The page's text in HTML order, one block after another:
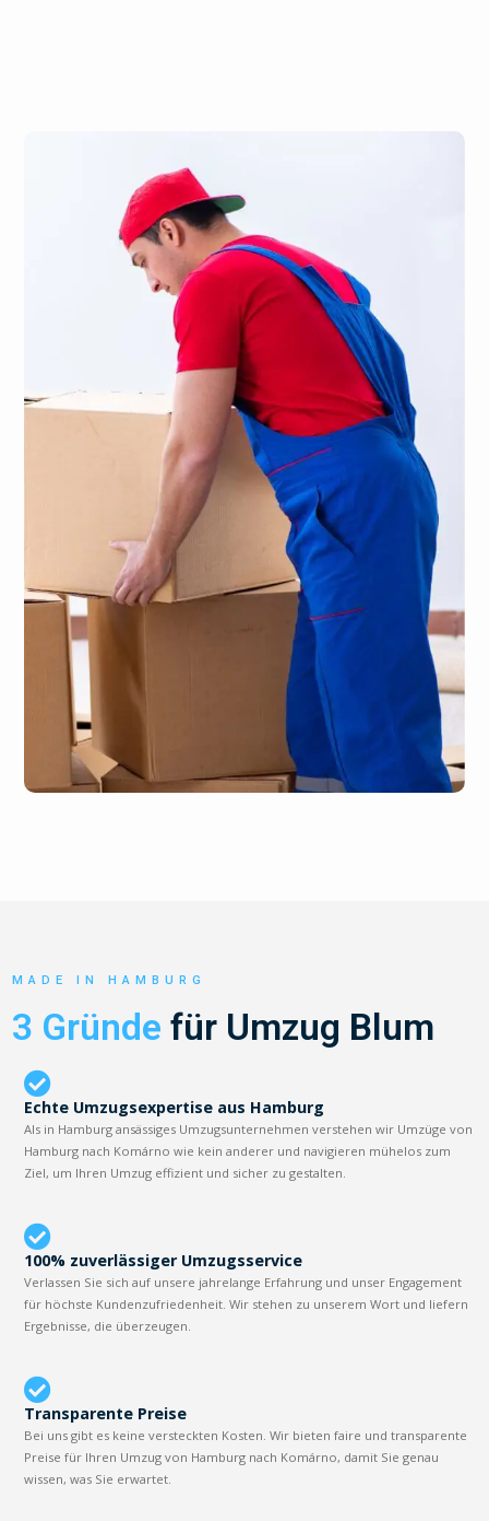
MADE IN HAMBURG
3 Gründe für Umzug Blum
Echte Umzugsexpertise aus Hamburg
Als in Hamburg ansässiges Umzugsunternehmen verstehen wir Umzüge von
Hamburg nach Komárno wie kein anderer und navigieren mühelos zum
Ziel, um Ihren Umzug effizient und sicher zu gestalten.
100% zuverlässiger Umzugsservice
Verlassen Sie sich auf unsere jahrelange Erfahrung und unser Engagement
für höchste Kundenzufriedenheit. Wir stehen zu unserem Wort und liefern
Ergebnisse, die überzeugen.
Transparente Preise
Bei uns gibt es keine versteckten Kosten. Wir bieten faire und transparente
Preise für Ihren Umzug von Hamburg nach Komárno, damit Sie genau
wissen, was Sie erwartet.